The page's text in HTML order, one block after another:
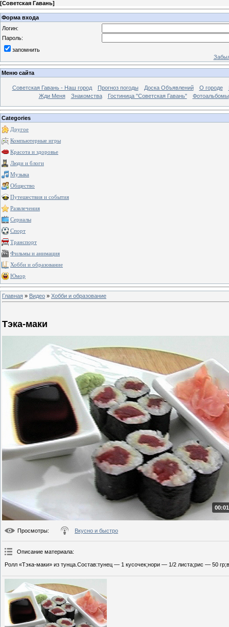
[Советская Гавань]
Форма входа
Логин:
Пароль:
запомнить
Меню сайта
Советская Гавань - Наш город Прогноз погоды Доска Объявлений О городе
Жди Меня
Знакомства Гостиница "Советская Гавань" Фотоальбомы
Categories
Другое
Компьютерные игры
Красота и здоровье
Люди и блоги
Музыка
Общество
Путешествия и события
Развлечения
Сериалы
Спорт
Транспорт
Фильмы и анимация
Хобби и образование
Юмор
Главная » Видео » Хобби и образование
Тэка-маки
Просмотры: Вкусно и быстро
Описание материала:
Ролл «Тэка-маки» из тунца.Состав:тунец — 1 кусочек;нори — 1/2 листа;рис — 50